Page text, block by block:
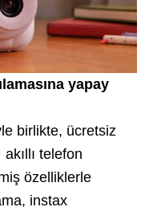
yapay
birlikte, ücretsiz
telefon
özelliklerle
instax